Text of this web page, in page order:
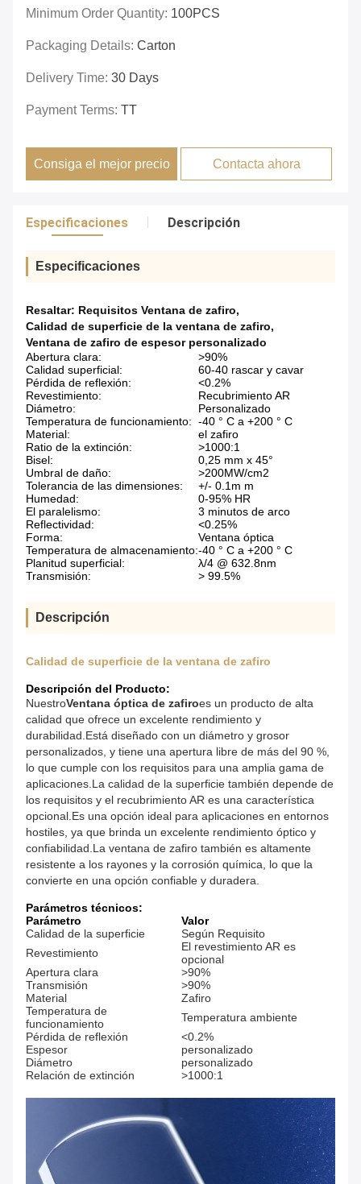
Minimum Order Quantity: 100PCS
Packaging Details: Carton
Delivery Time: 30 Days
Payment Terms: TT
Consiga el mejor precio Contacta ahora
Especificaciones Descripción
Especificaciones
Resaltar: Requisitos Ventana de zafiro,
Calidad de superficie de la ventana de zafiro,
Ventana de zafiro de espesor personalizado
Abertura clara:
>90%
Calidad superficial:
60-40 rascar y cavar
Pérdida de reflexión:
<0.2%
Revestimiento:
Recubrimiento AR
Diámetro:
Personalizado
Temperatura de funcionamiento: -40 ° C a +200 ° C
Material:
el zafiro
Ratio de la extinción:
>1000:1
Bisel:
0,25 mm x 45°
Umbral de daño:
>200MW/cm2
Tolerancia de las dimensiones:
+/- 0.1m m
Humedad:
0-95% HR
El paralelismo:
3 minutos de arco
Reflectividad:
<0.25%
Forma:
Ventana óptica
Temperatura de almacenamiento:-40 ° C a +200 ° C
Planitud superficial:
λ/4 @ 632.8nm
Transmisión:
> 99.5%
Descripción
Calidad de superficie de la ventana de zafiro
Descripción del Producto:
NuestroVentana óptica de zafiroes un producto de alta
calidad que ofrece un excelente rendimiento y
durabilidad.Está diseñado con un diámetro y grosor
personalizados, y tiene una apertura libre de más del 90 %,
lo que cumple con los requisitos para una amplia gama de
aplicaciones.La calidad de la superficie también depende de
los requisitos y el recubrimiento AR es una característica
opcional.Es una opción ideal para aplicaciones en entornos
hostiles, ya que brinda un excelente rendimiento óptico y
confiabilidad.La ventana de zafiro también es altamente
resistente a los rayones y la corrosión química, lo que la
convierte en una opción confiable y duradera.
Parámetros técnicos:
Parámetro
Valor
Calidad de la superficie
Según Requisito
Revestimiento
El revestimiento AR es
opcional
Apertura clara
>90%
Transmisión
>90%
Material
Zafiro
Temperatura de
funcionamiento
Temperatura ambiente
Pérdida de reflexión
<0.2%
Espesor
personalizado
Diámetro
personalizado
Relación de extinción
>1000:1